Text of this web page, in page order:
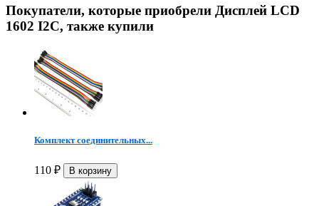
Покупатели, которые приобрели Дисплей LCD
1602 I2C, также купили
Комплект соединительных...
110 ₽